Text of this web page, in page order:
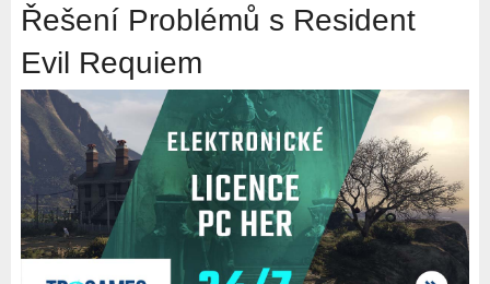
Řešení Problémů s Resident
Evil Requiem